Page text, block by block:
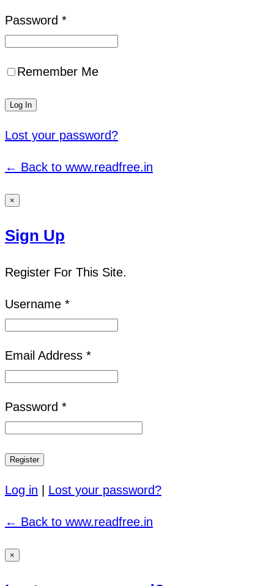
Password *
Remember Me
Lost your password?
← Back to www.readfree.in
×
Sign Up
Register For This Site.
Username *
Email Address *
Password *
Log in | Lost your password?
← Back to www.readfree.in
×